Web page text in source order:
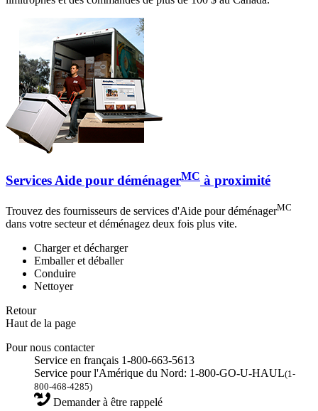
Services Aide pour déménagerMC à proximité
Trouvez des fournisseurs de services d'Aide pour déménagerMC
dans votre secteur et déménagez deux fois plus vite.
Charger et décharger
Emballer et déballer
Conduire
Nettoyer
Retour
Haut de la page
Pour nous contacter
Service en français 1-800-663-5613
Service pour l'Amérique du Nord: 1-800-GO-U-HAUL(1-
800-468-4285)
Demander à être rappelé